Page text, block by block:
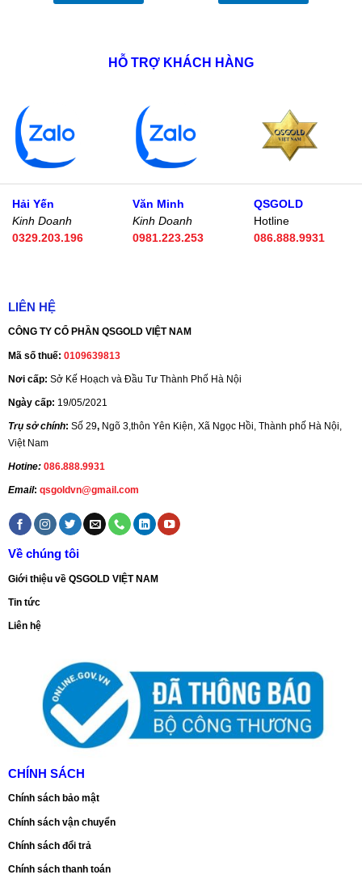
HỖ TRỢ KHÁCH HÀNG
Hải Yến
Kinh Doanh
0329.203.196
Văn Minh
Kinh Doanh
0981.223.253
QSGOLD
Hotline
086.888.9931
LIÊN HỆ
CÔNG TY CỔ PHẦN QSGOLD VIỆT NAM
Mã số thuế: 0109639813
Nơi cấp: Sở Kế Hoạch và Đầu Tư Thành Phố Hà Nội
Ngày cấp: 19/05/2021
Trụ sở chính: Số 29, Ngõ 3,thôn Yên Kiện, Xã Ngọc Hồi, Thành phố Hà Nội,
Việt Nam
Hotine: 086.888.9931
Email: qsgoldvn@gmail.com
Về chúng tôi
Giới thiệu về QSGOLD VIỆT NAM
Tin tức
Liên hệ
CHÍNH SÁCH
Chính sách bảo mật
Chính sách vận chuyển
Chính sách đổi trả
Chính sách thanh toán